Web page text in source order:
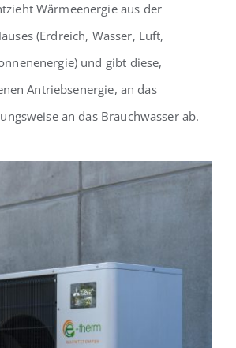
Wärmeenergie aus der
(Erdreich, Wasser, Luft,
und gibt diese,
Antriebsenergie, an das
an das Brauchwasser ab.